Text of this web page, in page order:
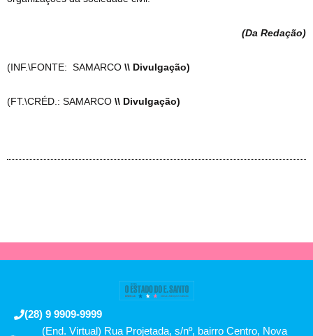
(Da Redação)
(INF.\FONTE: SAMARCO \\ Divulgação)
(FT.\CRÉD.: SAMARCO \\ Divulgação)
(28) 9 9909-9999
(End. Virtual) Rua Projetada, s/nº, bairro Centro, Nova